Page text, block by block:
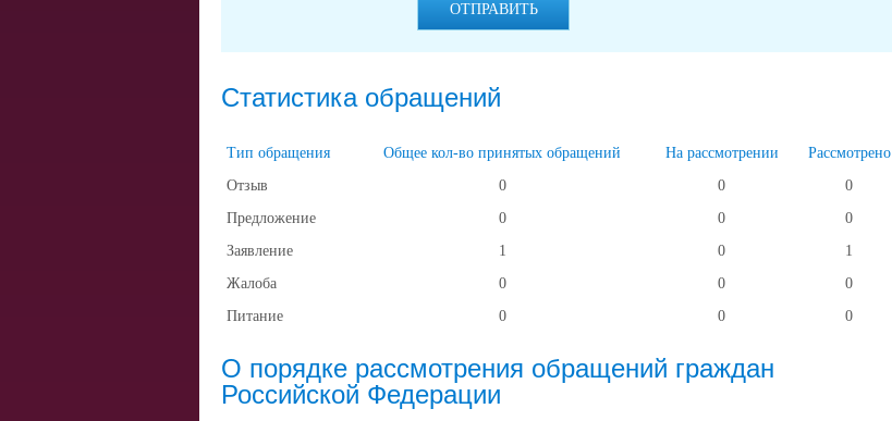
ОТПРАВИТЬ
Статистика обращений
Тип обращения Общее кол-во принятых обращений На рассмотрении
Рассмотрено
Отзыв
0 0
0
Предложение
0 0
0
Заявление
1 0
1
Жалоба
0 0
0
Питание
0 0 0
О порядке рассмотрения обращений граждан
Российской Федерации